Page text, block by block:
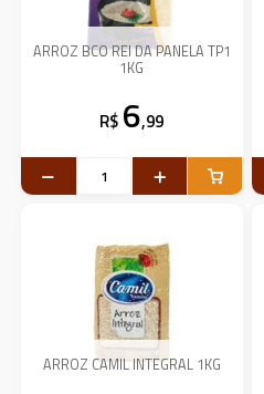
ARROZ BCO REI DA PANELA TP1
1KG
R$ 6,99
ARROZ CAMIL INTEGRAL 1KG